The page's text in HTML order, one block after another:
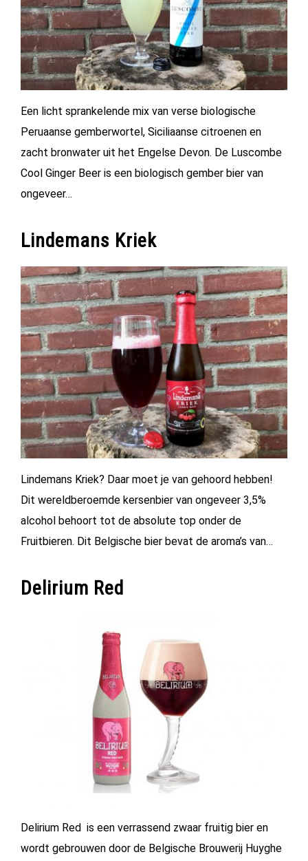
Een licht sprankelende mix van verse biologische
Peruaanse gemberwortel, Siciliaanse citroenen en
zacht bronwater uit het Engelse Devon. De Luscombe
Cool Ginger Beer is een biologisch gember bier van
ongeveer…
Lindemans Kriek
Lindemans Kriek? Daar moet je van gehoord hebben!
Dit wereldberoemde kersenbier van ongeveer 3,5%
alcohol behoort tot de absolute top onder de
Fruitbieren. Dit Belgische bier bevat de aroma’s van…
Delirium Red
Delirium Red is een verrassend zwaar fruitig bier en
wordt gebrouwen door de Belgische Brouwerij Huyghe